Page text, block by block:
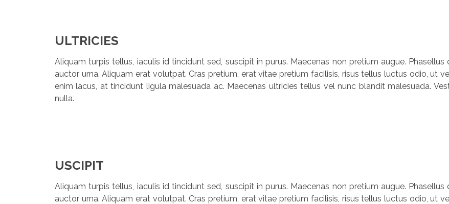
ULTRICIES
Aliquam turpis tellus, iaculis id tincidunt sed, suscipit in purus. Maecenas non pretium augue.
auctor urna. Aliquam erat volutpat. Cras pretium, erat vitae pretium facilisis, risus tellus luctus odio, ut
enim lacus, at tincidunt ligula malesuada ac. Maecenas ultricies tellus vel nunc blandit malesuada.
nulla.
USCIPIT
Aliquam turpis tellus, iaculis id tincidunt sed, suscipit in purus. Maecenas non pretium augue.
auctor urna. Aliquam erat volutpat. Cras pretium, erat vitae pretium facilisis, risus tellus luctus odio, ut